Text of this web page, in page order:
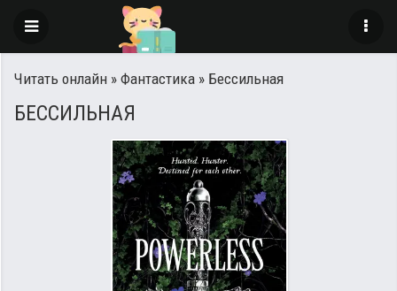
Читать онлайн » Фантастика » Бессильная
БЕССИЛЬНАЯ